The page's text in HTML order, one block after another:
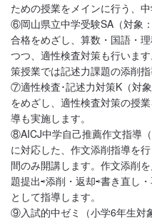
ための授業をメインに行う、
⑥岡山県立中学受験SA（対象
合格をめざし、算数・国語・
つつ、適性検査対策も行いま
策授業では記述力課題の添削指
⑦適性検査･記述力対策K（対
をめざし、適性検査対策の授
導も実施します。
⑧AICJ中学自己推薦作文指導
に対応した、作文添削指導を
間のみ開講します。作文添削
題提出⇨添削・返却⇨書き直し
として指導します。
⑨入試的中ゼミ（小学6年生対